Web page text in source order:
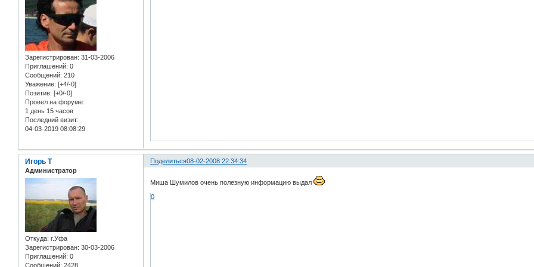
Зарегистрирован: 31-03-2006
Приглашений: 0
Сообщений: 210
Уважение: [+4/-0]
Позитив: [+0/-0]
Провел на форуме:
1 день 15 часов
Последний визит:
04-03-2019 08:08:29
Поделиться08-02-2008 22:34:34
Игорь Т
Администратор
Откуда: г.Уфа
Зарегистрирован: 30-03-2006
Приглашений: 0
Сообщений: 2428
Миша Шумилов очень полезную информацию выдал
0